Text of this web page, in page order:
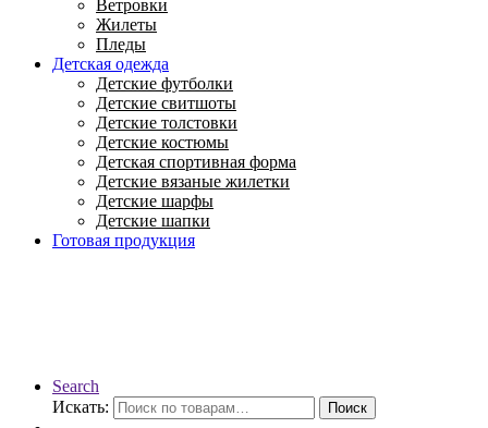
Ветровки
Жилеты
Пледы
Детская одежда
Детские футболки
Детские свитшоты
Детские толстовки
Детские костюмы
Детская спортивная форма
Детские вязаные жилетки
Детские шарфы
Детские шапки
Готовая продукция
Search
Искать:
Поиск